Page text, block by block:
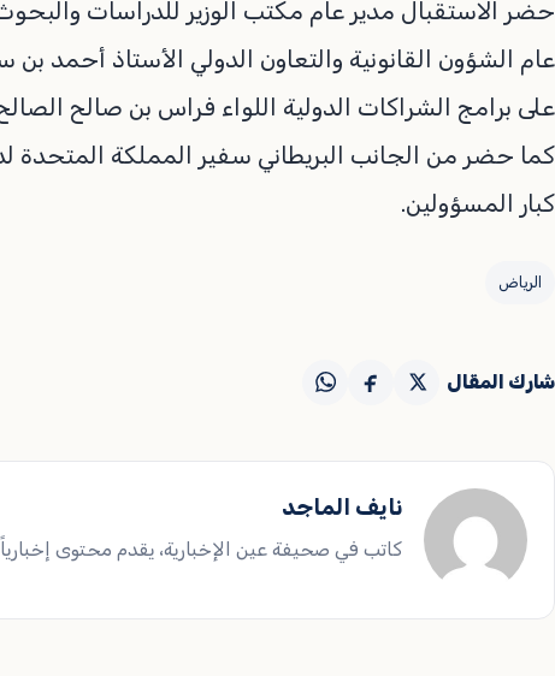
حضر الاستقبال مدير عام مكتب الوزير للدراسات والبحوث
عام الشؤون القانونية والتعاون الدولي الأستاذ أحمد
على برامج الشراكات الدولية اللواء فراس بن صالح
كما حضر من الجانب البريطاني سفير المملكة
كبار المسؤولين.
الرياض
شارك المقال
نايف الماجد
كاتب في صحيفة عين الإخبارية، يقدم محتوى